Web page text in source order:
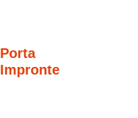
Porta
Impronte